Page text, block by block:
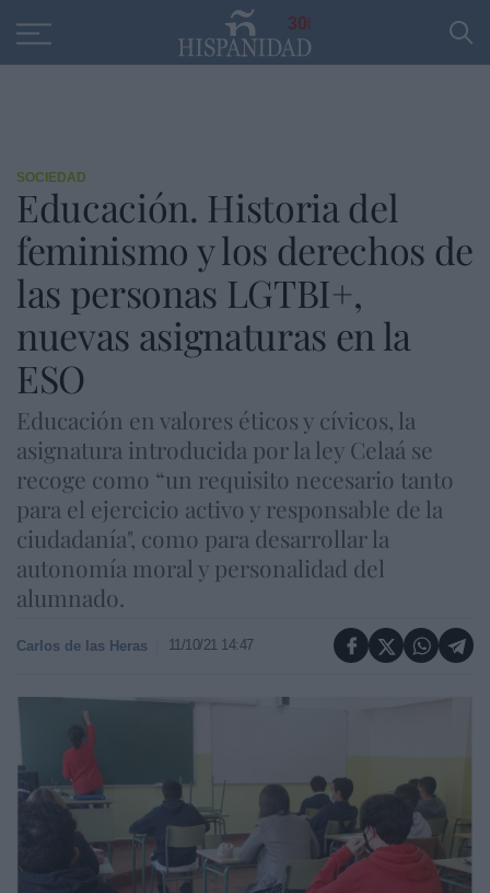
30
SOCIEDAD
Educación. Historia del
feminismo y los derechos de
las personas LGTBI+,
nuevas asignaturas en la
ESO
Educación en valores éticos y cívicos, la
asignatura introducida por la ley Celaá se
recoge como “un requisito necesario tanto
para el ejercicio activo y responsable de la
ciudadanía", como para desarrollar la
autonomía moral y personalidad del
alumnado.
Carlos de las Heras 11/10/21 14:47